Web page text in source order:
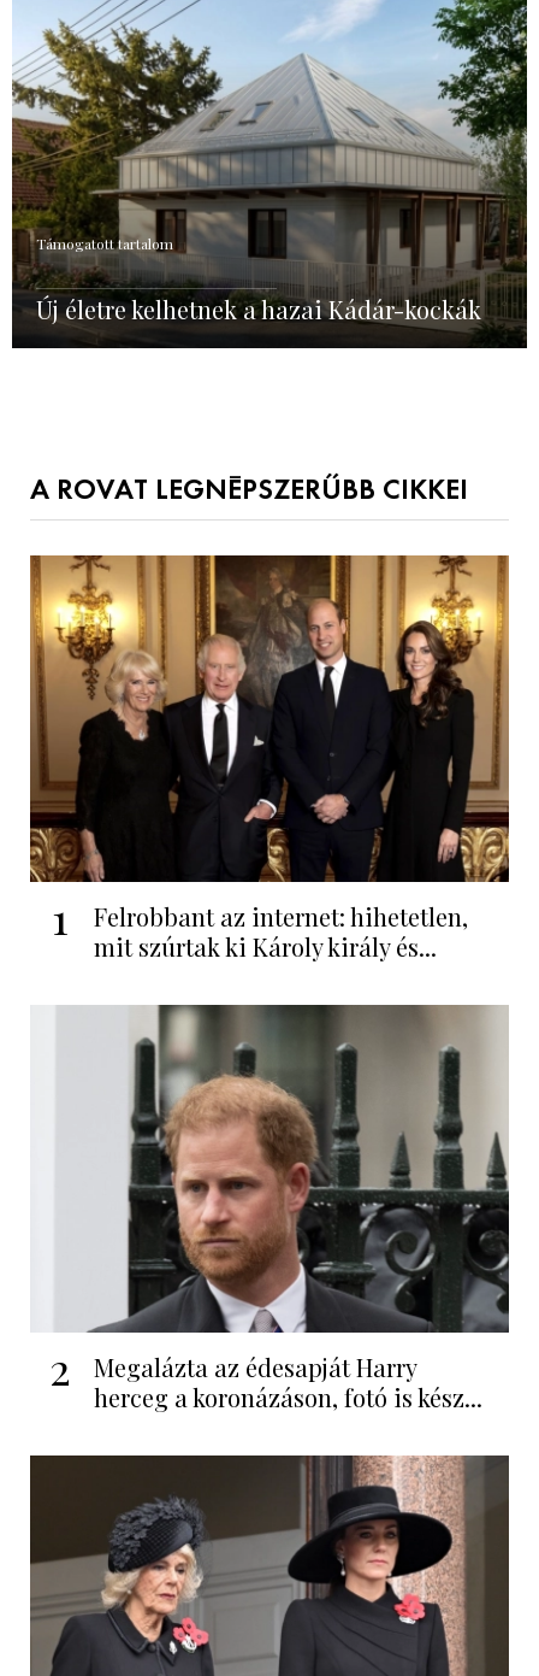
Támogatott tartalom
Új életre kelhetnek a hazai Kádár-kockák
A ROVAT LEGNÉPSZERŰBB CIKKEI
1
Felrobbant az internet: hihetetlen,
mit szúrtak ki Károly király és...
2
Megalázta az édesapját Harry
herceg a koronázáson, fotó is kész...